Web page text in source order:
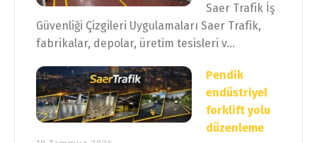
Saer Trafik İş
Güvenliği Çizgileri Uygulamaları Saer Trafik,
fabrikalar, depolar, üretim tesisleri v...
Pendik
endüstriyel
forklift yolu
düzenleme